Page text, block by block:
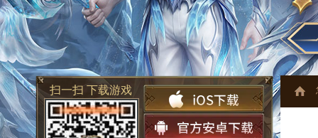
扫一扫 下载游戏